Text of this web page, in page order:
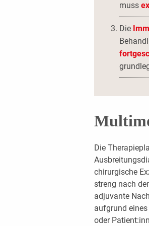
muss
Die
Die
chirurgische
streng nach
adjuvante
aufgrund
oder